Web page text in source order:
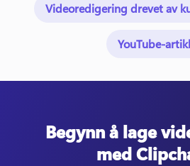
Videoredigering drevet av
YouTube-
Begynn å lage
med